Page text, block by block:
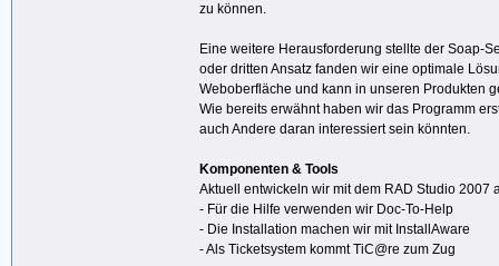
zu können.
Eine weitere Herausforderung stellte der Soap-
oder dritten Ansatz fanden wir eine optimale
Weboberfläche und kann in unseren Produkten
Wie bereits erwähnt haben wir das Programm
auch Andere daran interessiert sein könnten.
Komponenten & Tools
Aktuell entwickeln wir mit dem RAD Studio
- Für die Hilfe verwenden wir Doc-To-Help
- Die Installation machen wir mit InstallAware
- Als Ticketsystem kommt TiC@re zum Zug